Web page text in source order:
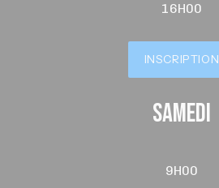
16H00
INSCRIPTION
samedi
9H00